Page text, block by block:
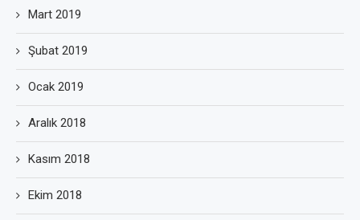
Mart 2019
Şubat 2019
Ocak 2019
Aralık 2018
Kasım 2018
Ekim 2018